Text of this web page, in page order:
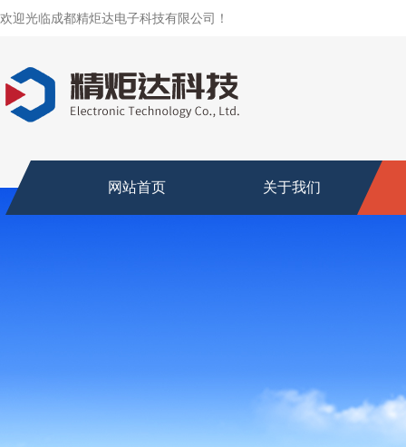
欢迎光临成都精炬达电子科技有限公司！
网站首页 关于我们